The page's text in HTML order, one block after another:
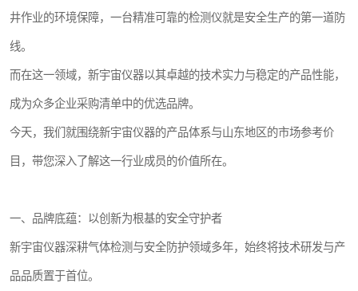
井作业的环境保障，一台精准可靠的检测仪就是安全生产的第一道防
线。
而在这一领域，新宇宙仪器以其卓越的技术实力与稳定的产品性能，
成为众多企业采购清单中的优选品牌。
今天，我们就围绕新宇宙仪器的产品体系与山东地区的市场参考价
目，带您深入了解这一行业成员的价值所在。
一、品牌底蕴：以创新为根基的安全守护者
新宇宙仪器深耕气体检测与安全防护领域多年，始终将技术研发与产
品品质置于首位。